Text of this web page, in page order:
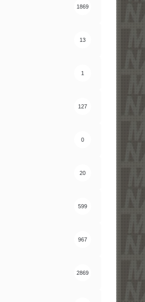
1869
13
1
127
0
20
599
967
2869